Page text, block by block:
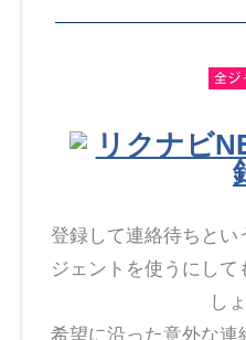
リクナビ
登録して連絡待ちとい
ジェントを使うにして
し
希望に沿った意外な連